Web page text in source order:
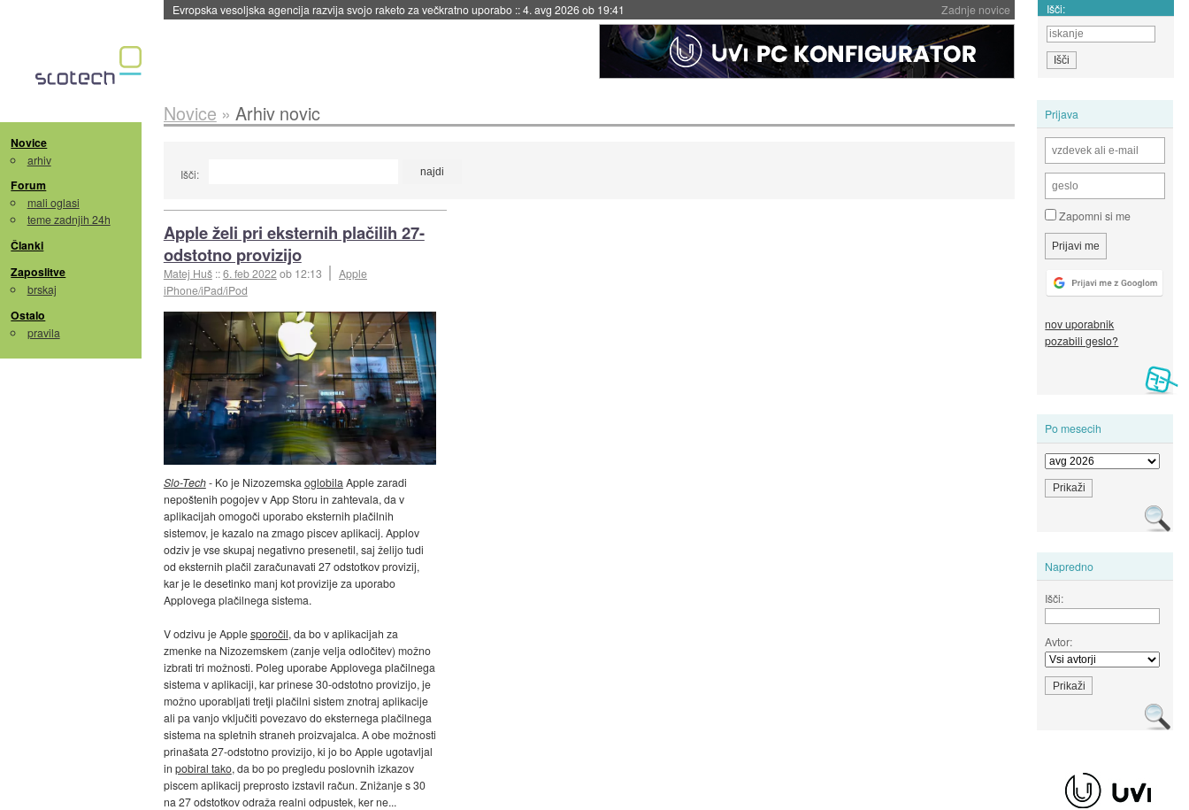
Zadnje novice
Evropska vesoljska agencija razvija svojo raketo za večkratno uporabo ::4. avg 2026 ob 19:41 Išči:
Novice
arhiv
Forum
mali oglasi
teme zadnjih 24h
Članki
Zaposlitve
brskaj
Ostalo
pravila
Prijava
Zapomni si me
nov uporabnik
pozabili geslo?
Po mesecih
Napredno
Išči:
Avtor:
Novice » Arhiv novic
Išči:
Apple želi pri eksternih plačilih 27-
odstotno provizijo
Matej Huš ::6. feb 2022ob 12:13
Apple
iPhone/iPad/iPod
Slo-Tech- Ko je Nizozemska oglobila Apple zaradi
nepoštenih pogojev v App Storu in zahtevala, da v
aplikacijah omogoči uporabo eksternih plačilnih
sistemov, je kazalo na zmago piscev aplikacij. Applov
odziv je vse skupaj negativno presenetil, saj želijo tudi
od eksternih plačil zaračunavati 27 odstotkov provizij,
kar je le desetinko manj kot provizije za uporabo
Applovega plačilnega sistema.
V odzivu je Applesporočil, da bo v aplikacijah za
zmenke na Nizozemskem (zanje velja odločitev) možno
izbrati tri možnosti. Poleg uporabe Applovega plačilnega
sistema v aplikaciji, kar prinese 30-odstotno provizijo, je
možno uporabljati tretji plačilni sistem znotraj aplikacije
ali pa vanjo vključiti povezavo do eksternega plačilnega
sistema na spletnih straneh proizvajalca. A obe možnosti
prinašata 27-odstotno provizijo, ki jo bo Apple ugotavljal
in pobiral tako, da bo po pregledu poslovnih izkazov
piscem aplikacij preprosto izstavil račun. Znižanje s 30
na 27 odstotkov odraža realni odpustek, ker ne...